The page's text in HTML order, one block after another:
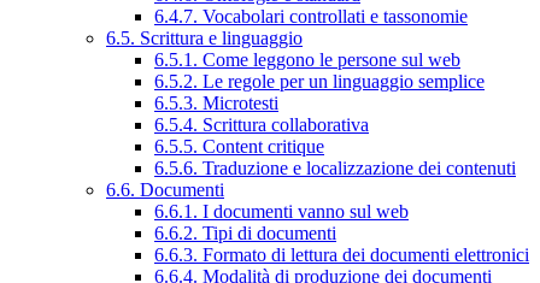
6.4.7. Vocabolari controllati e tassonomie
6.5. Scrittura e linguaggio
6.5.1. Come leggono le persone sul web
6.5.2. Le regole per un linguaggio semplice
6.5.3. Microtesti
6.5.4. Scrittura collaborativa
6.5.5. Content critique
6.5.6. Traduzione e localizzazione dei contenuti
6.6. Documenti
6.6.1. I documenti vanno sul web
6.6.2. Tipi di documenti
6.6.3. Formato di lettura dei documenti elettronici
6.6.4. Modalità di produzione dei documenti